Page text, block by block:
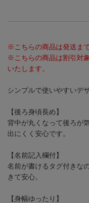
※こちらの商品は発送ま
※こちらの商品は割引対
いたします。
シンプルで使いやすいデ
【後ろ身頃長め】
背中が丸くなって後ろが
出にくく安心です。
【名前記入欄付】
名前が書けるタグ付きな
きて安心。
【身幅ゆったり】